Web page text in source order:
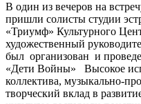
В один из вечеров на
пришли солисты студии
«Триумф» Культурного
художественный
был организован и
«Дети Войны» Высокое
коллектива, музыкально-
творческий вклад в